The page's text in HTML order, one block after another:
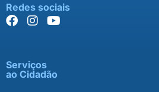
Redes sociais
Serviços
ao Cidadão